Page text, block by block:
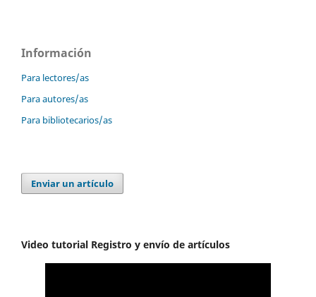
Información
Para lectores/as
Para autores/as
Para bibliotecarios/as
Enviar un artículo
Video tutorial Registro y envío de artículos